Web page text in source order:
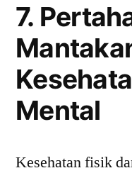
7.
Mental
Kesehatan fisik